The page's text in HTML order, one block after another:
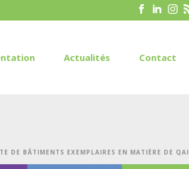
Actualités Contact
DE BÂTIMENTS EXEMPLAIRES EN MATIÈRE DE QAI